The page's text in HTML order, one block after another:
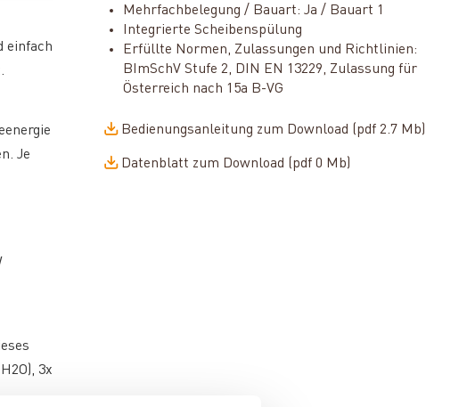
einfach
Je
3x
Mehrfachbelegung / Bauart: Ja / Bauart 1
Integrierte Scheibenspülung
Erfüllte Normen, Zulassungen und Richtlinien:
BImSchV Stufe 2, DIN EN 13229, Zulassung für
Österreich nach 15a B-VG
Bedienungsanleitung zum Download (pdf 2.7 Mb)
Datenblatt zum Download (pdf 0 Mb)